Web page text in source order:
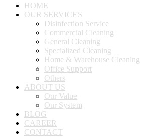
HOME
OUR SERVICES
Disinfection Service
Commercial Cleaning
General Cleaning
Specialized Cleaning
Home & Warehouse Cleaning
Office Support
Others
ABOUT US
Our Value
Our System
BLOG
CAREER
CONTACT